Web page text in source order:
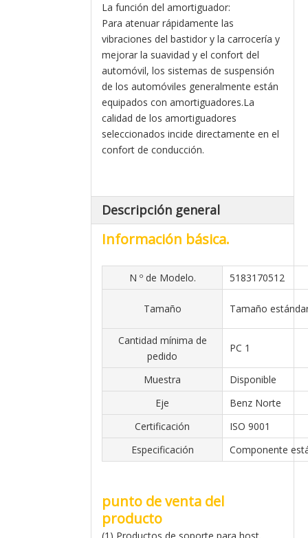
La función del amortiguador:
Para atenuar rápidamente las
vibraciones del bastidor y la carrocería y
mejorar la suavidad y el confort del
automóvil, los sistemas de suspensión
de los automóviles generalmente están
equipados con amortiguadores.La
calidad de los amortiguadores
seleccionados incide directamente en el
confort de conducción.
Descripción general
Información básica.
N º de Modelo. 5183170512
Tamaño Tamaño
Cantidad mínima de
pedido
PC 1
Muestra
Disponible
Eje
Benz Norte
Certificación
ISO 9001
Especificación
Componente
punto de venta del
producto